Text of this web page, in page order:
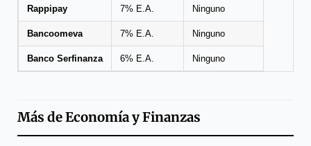
Rappipay 7% E.A. Ninguno
Bancoomeva 7% E.A. Ninguno
Banco Serfinanza 6% E.A. Ninguno
Más deEconomía y Finanzas